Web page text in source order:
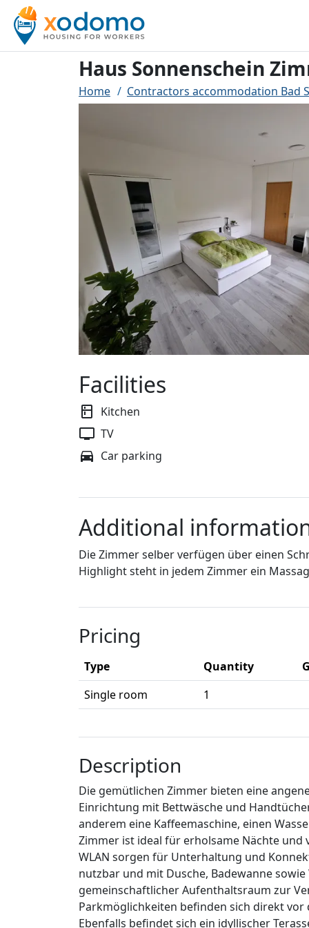
Haus Sonnenschein
Home Contractors accommodation Bad
Facilities
Kitchen
TV
Car parking
Additional
Die Zimmer selber verfügen über einen
Highlight steht in jedem Zimmer ein
Pricing
Type Quantity
Single room
1
Description
Die gemütlichen Zimmer bieten eine
Einrichtung mit Bettwäsche und
anderem eine Kaffeemaschine, einen
Zimmer ist ideal für erholsame Nächte
WLAN sorgen für Unterhaltung und
nutzbar und mit Dusche, Badewanne
gemeinschaftlicher Aufenthaltsraum zur
Parkmöglichkeiten befinden sich direkt
Ebenfalls befindet sich ein idyllischer